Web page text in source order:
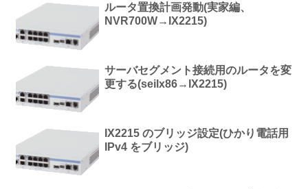
ルータ置換計画発動(実家編、
NVR700W→IX2215)
サーバセグメント接続用のルータを変
更する(seilx86→IX2215)
IX2215 のブリッジ設定(ひかり電話用
IPv4 をブリッジ)